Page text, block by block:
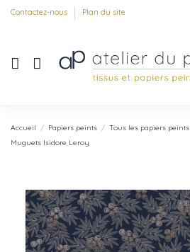
Contactez-nous Plan du site
Accueil Papiers peints Tous les papiers peints
Muguets Isidore Leroy